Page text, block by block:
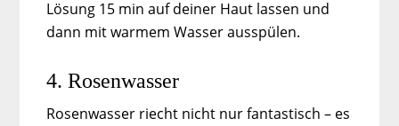
Lösung 15 min auf deiner Haut lassen und
dann mit warmem Wasser ausspülen.
4. Rosenwasser
Rosenwasser riecht nicht nur fantastisch – es